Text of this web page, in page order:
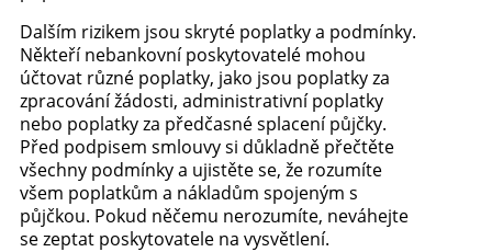
Dalším rizikem jsou skryté poplatky a podmínky.
Někteří nebankovní poskytovatelé mohou
účtovat různé poplatky, jako jsou poplatky za
zpracování žádosti, administrativní poplatky
nebo poplatky za předčasné splacení půjčky.
Před podpisem smlouvy si důkladně přečtěte
všechny podmínky a ujistěte se, že rozumíte
všem poplatkům a nákladům spojeným s
půjčkou. Pokud něčemu nerozumíte, neváhejte
se zeptat poskytovatele na vysvětlení.